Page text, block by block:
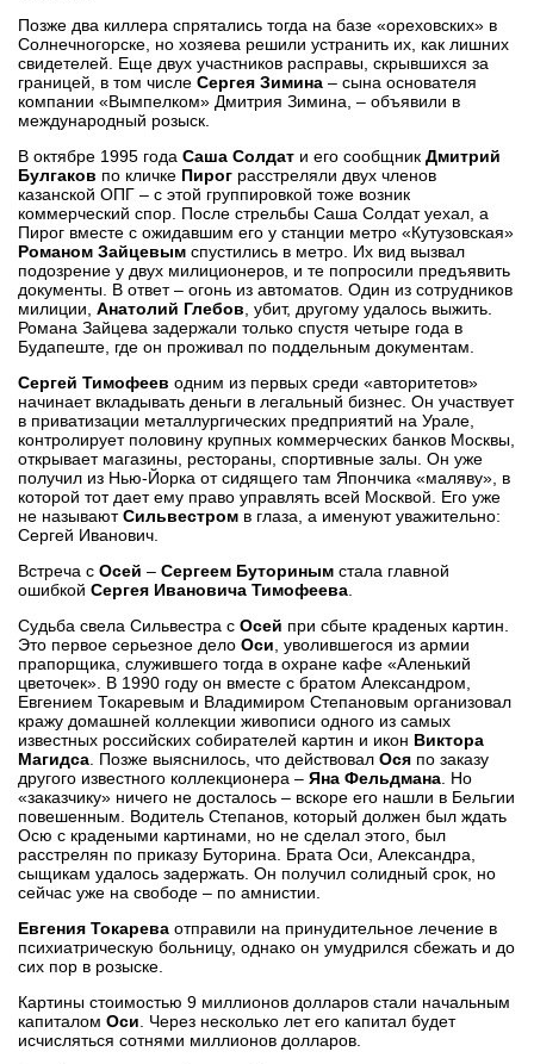
Позже два киллера спрятались тогда на базе «ореховских» в
Солнечногорске, но хозяева решили устранить их, как лишних
свидетелей. Еще двух участников расправы, скрывшихся за
границей, в том числе Сергея Зимина – сына основателя
компании «Вымпелком» Дмитрия Зимина, – объявили в
международный розыск.
В октябре 1995 года Саша Солдат и его сообщник Дмитрий
Булгаков по кличке Пирог расстреляли двух членов
казанской ОПГ – с этой группировкой тоже возник
коммерческий спор. После стрельбы Саша Солдат уехал, а
Пирог вместе с ожидавшим его у станции метро «Кутузовская»
Романом Зайцевым спустились в метро. Их вид вызвал
подозрение у двух милиционеров, и те попросили предъявить
документы. В ответ – огонь из автоматов. Один из сотрудников
милиции, Анатолий Глебов , убит, другому удалось выжить.
Романа Зайцева задержали только спустя четыре года в
Будапеште, где он проживал по поддельным документам.
Сергей Тимофеев одним из первых среди «авторитетов»
начинает вкладывать деньги в легальный бизнес. Он участвует
в приватизации металлургических предприятий на Урале,
контролирует половину крупных коммерческих банков Москвы,
открывает магазины, рестораны, спортивные залы. Он уже
получил из Нью-Йорка от сидящего там Япончика «маляву», в
которой тот дает ему право управлять всей Москвой. Его уже
не называютСильвестром в глаза, а именуют уважительно:
Сергей Иванович.
Встреча с Осей – Сергеем Буториным стала главной
ошибкой Сергея Ивановича Тимофеева
Судьба свела Сильвестра с Осей при сбыте краденых картин.
Это первое серьезное дело Оси , уволившегося из армии
прапорщика, служившего тогда в охране кафе «Аленький
цветочек». В 1990 году он вместе с братом Александром,
Евгением Токаревым и Владимиром Степановым организовал
кражу домашней коллекции живописи одного из самых
известных российских собирателей картин и икон Виктора
Магидса . Позже выяснилось, что действовал Ося по заказу
другого известного коллекционера – Яна Фельдмана . Но
«заказчику» ничего не досталось – вскоре его нашли в Бельгии
повешенным. Водитель Степанов, который должен был ждать
Осю с крадеными картинами, но не сделал этого, был
расстрелян по приказу Буторина. Брата Оси, Александра,
сыщикам удалось задержать. Он получил солидный срок, но
сейчас уже на свободе – по амнистии.
Евгения Токарева отправили на принудительное лечение в
психиатрическую больницу, однако он умудрился сбежать и до
сих пор в розыске.
Картины стоимостью 9 миллионов долларов стали начальным
капиталом Оси . Через несколько лет его капитал будет
исчисляться сотнями миллионов долларов.